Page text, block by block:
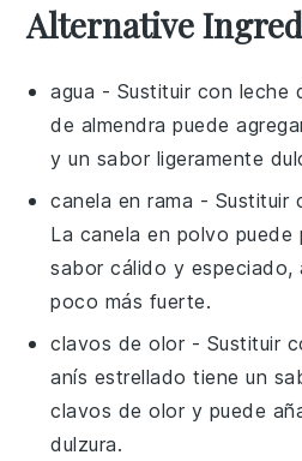
Alternative
agua - Sustituir con leche
de almendra puede
y un sabor ligeramente
canela en rama - Sustituir
La canela en polvo puede
sabor cálido y especiado,
poco más fuerte.
clavos de olor - Sustituir
anís estrellado tiene un
clavos de olor y puede
dulzura.